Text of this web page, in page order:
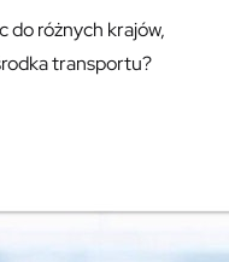
do różnych krajów,
transportu?